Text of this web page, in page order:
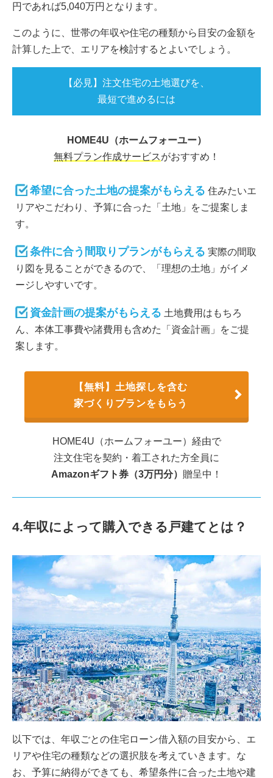
円であれば5,040万円となります。
このように、世帯の年収や住宅の種類から目安の金額を
計算した上で、エリアを検討するとよいでしょう。
【必見】注文住宅の土地選びを、
最短で進めるには
HOME4U（ホームフォーユー）
無料プラン作成サービスがおすすめ！
希望に合った土地の提案がもらえる 住みたいエ
リアやこだわり、予算に合った「土地」をご提案しま
す。
条件に合う間取りプランがもらえる 実際の間取
り図を見ることができるので、「理想の土地」がイメ
ージしやすいです。
資金計画の提案がもらえる 土地費用はもちろ
ん、本体工事費や諸費用も含めた「資金計画」をご提
案します。
【無料】土地探しを含む
家づくりプランをもらう
HOME4U（ホームフォーユー）経由で
注文住宅を契約・着工された方全員に
Amazonギフト券（3万円分） 贈呈中！
4.年収によって購入できる戸建てとは？
以下では、年収ごとの住宅ローン借入額の目安から、エ
リアや住宅の種類などの選択肢を考えていきます。な
お、予算に納得ができても、希望条件に合った土地や建